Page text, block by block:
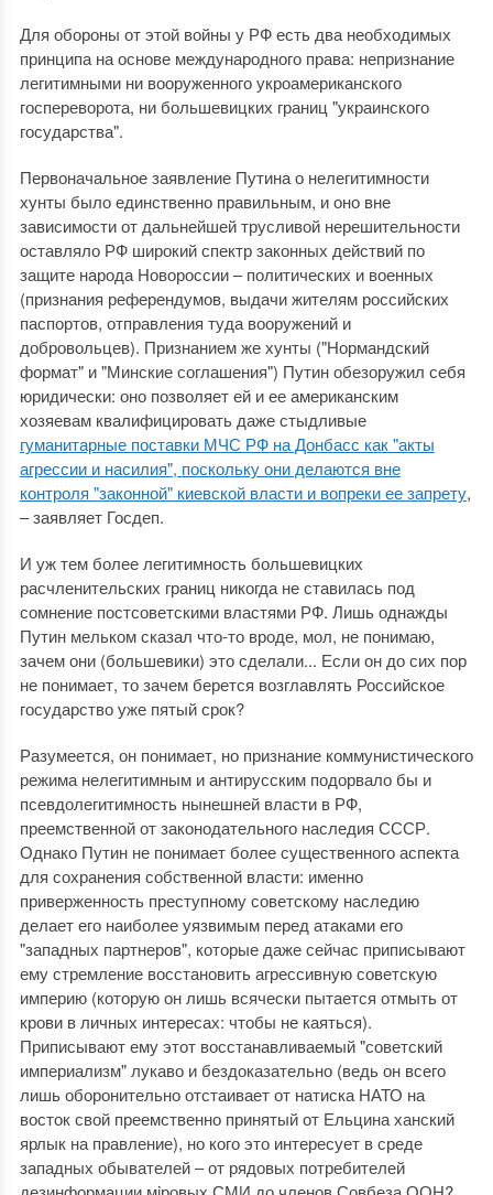
Для обороны от этой войны у РФ есть два необходимых
принципа на основе международного права: непризнание
легитимными ни вооруженного укроамериканского
госпереворота, ни большевицких границ "украинского
государства".
Первоначальное заявление Путина о нелегитимности
хунты было единственно правильным, и оно вне
зависимости от дальнейшей трусливой нерешительности
оставляло РФ широкий спектр законных действий по
защите народа Новороссии ‒ политических и военных
(признания референдумов, выдачи жителям российских
паспортов, отправления туда вооружений и
добровольцев). Признанием же хунты ("Нормандский
формат" и "Минские соглашения") Путин обезоружил себя
юридически: оно позволяет ей и ее американским
хозяевам квалифицировать даже стыдливые
гуманитарные поставки МЧС РФ на Донбасс как "акты
агрессии и насилия", поскольку они делаются вне
контроля "законной" киевской власти и вопреки ее запрету,
‒ заявляет Госдеп.
И уж тем более легитимность большевицких
расчленительских границ никогда не ставилась под
сомнение постсоветскими властями РФ. Лишь однажды
Путин мельком сказал что-то вроде, мол, не понимаю,
зачем они (большевики) это сделали... Если он до сих пор
не понимает, то зачем берется возглавлять Российское
государство уже пятый срок?
Разумеется, он понимает, но признание коммунистического
режима нелегитимным и антирусским подорвало бы и
псевдолегитимность нынешней власти в РФ,
преемственной от законодательного наследия СССР.
Однако Путин не понимает более существенного аспекта
для сохранения собственной власти: именно
приверженность преступному советскому наследию
делает его наиболее уязвимым перед атаками его
"западных партнеров", которые даже сейчас приписывают
ему стремление восстановить агрессивную советскую
империю (которую он лишь всячески пытается отмыть от
крови в личных интересах: чтобы не каяться).
Приписывают ему этот восстанавливаемый "советский
империализм" лукаво и бездоказательно (ведь он всего
лишь оборонительно отстаивает от натиска НАТО на
восток свой преемственно принятый от Ельцина ханский
ярлык на правление), но кого это интересует в среде
западных обывателей ‒ от рядовых потребителей